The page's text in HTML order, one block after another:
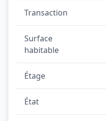
Transaction
Surface
habitable
Étage
État